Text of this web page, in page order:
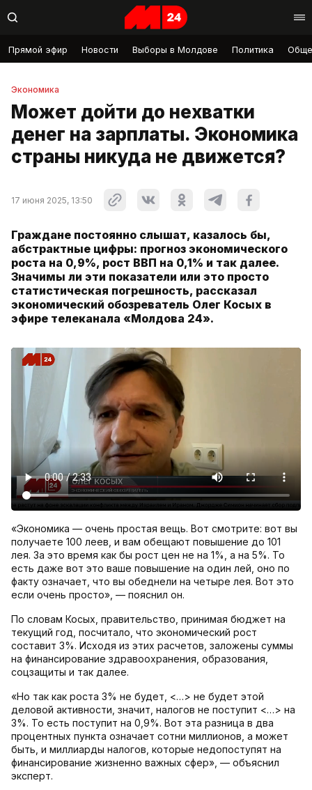
Прямой эфир Новости Выборы в Молдове Политика
Экономика
Может дойти до нехватки
денег на зарплаты. Экономика
страны никуда не движется?
17 июня 2025, 13:50
Граждане постоянно слышат, казалось бы,
абстрактные цифры: прогноз экономического
роста на 0,9%, рост ВВП на 0,1% и так далее.
Значимы ли эти показатели или это просто
статистическая погрешность, рассказал
экономический обозреватель Олег Косых в
эфире телеканала «Молдова 24».
«Экономика — очень простая вещь. Вот смотрите: вот вы
получаете 100 леев, и вам обещают повышение до 101
лея. За это время как бы рост цен не на 1%, а на 5%. То
есть даже вот это ваше повышение на один лей, оно по
факту означает, что вы обеднели на четыре лея. Вот это
если очень просто», — пояснил он.
По словам Косых, правительство, принимая бюджет на
текущий год, посчитало, что экономический рост
составит 3%. Исходя из этих расчетов, заложены суммы
на финансирование здравоохранения, образования,
соцзащиты и так далее.
«Но так как роста 3% не будет, <…> не будет этой
деловой активности, значит, налогов не поступит <…> на
3%. То есть поступит на 0,9%. Вот эта разница в два
процентных пункта означает сотни миллионов, а может
быть, и миллиарды налогов, которые недопоступят на
финансирование жизненно важных сфер», — объяснил
эксперт.